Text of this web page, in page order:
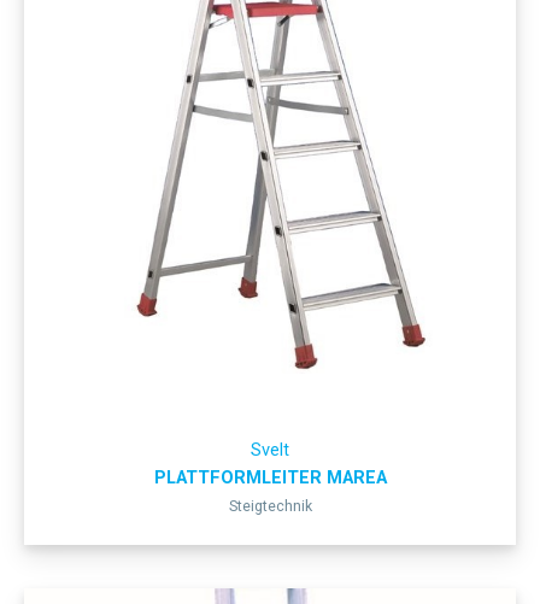
Svelt
PLATTFORMLEITER MAREA
Steigtechnik